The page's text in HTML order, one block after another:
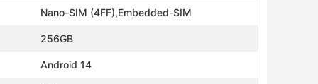
Nano-SIM (4FF),Embedded-SIM
256GB
Android 14